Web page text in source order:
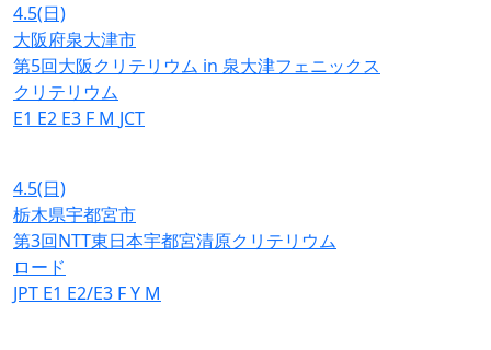
4.5(日)
大阪府泉大津市
第5回大阪クリテリウム in 泉大津フェニックス
クリテリウム
E1 E2 E3 F M JCT
4.5(日)
栃木県宇都宮市
第3回NTT東日本宇都宮清原クリテリウム
ロード
JPT E1 E2/E3 FY M